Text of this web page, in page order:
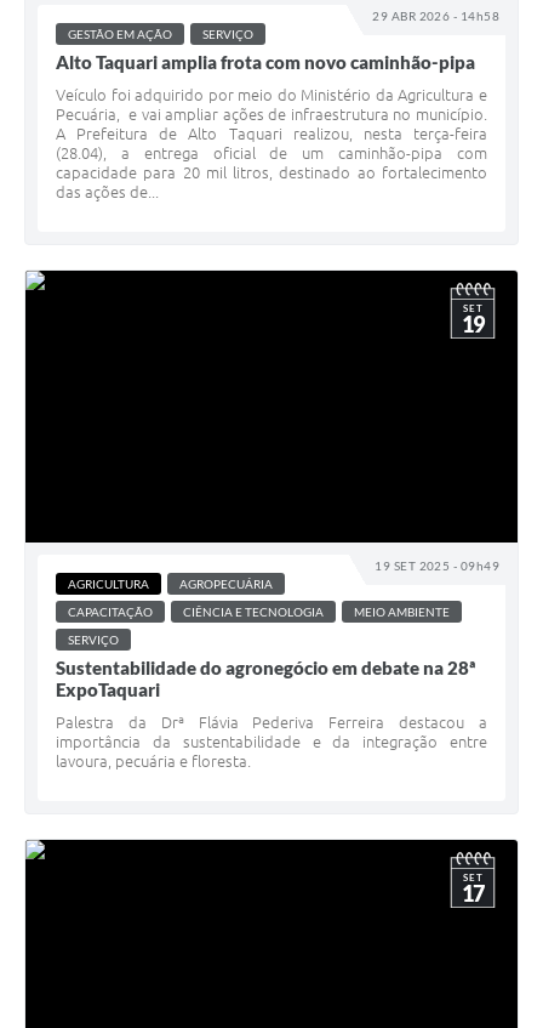
29 ABR 2026 - 14h58
GESTÃO EM AÇÃO SERVIÇO
Alto Taquari amplia frota com novo caminhão-pipa
Veículo foi adquirido por meio do Ministério da Agricultura e
Pecuária, e vai ampliar ações de infraestrutura no município.
A Prefeitura de Alto Taquari realizou, nesta terça-feira
(28.04), a entrega oficial de um caminhão-pipa com
capacidade para 20 mil litros, destinado ao fortalecimento
das ações de...
19 SET 2025 - 09h49
SET
19
AGRICULTURA
AGROPECUÁRIA
CAPACITAÇÃO
CIÊNCIA E TECNOLOGIA
MEIO AMBIENTE
SERVIÇO
Sustentabilidade do agronegócio em debate na 28ª
ExpoTaquari
Palestra da Drª Flávia Pederiva Ferreira destacou a
importância da sustentabilidade e da integração entre
lavoura, pecuária e floresta.
SET
17